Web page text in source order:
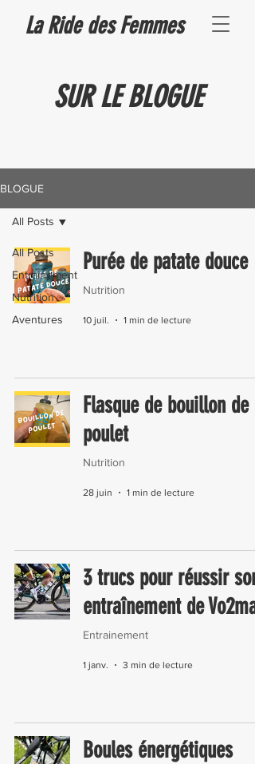
La Ride des Femmes
SUR LE BLOGUE
BLOGUE
All Posts
Entrainement
Nutrition
Aventures
All Posts
Purée de patate douce
Nutrition
10 juil. 1 min de lecture
Flasque de bouillon de
poulet
Nutrition
28 juin 1 min de lecture
3 trucs pour réussir son
entraînement de Vo2max
Entrainement
1 janv. 3 min de lecture
Boules énergétiques